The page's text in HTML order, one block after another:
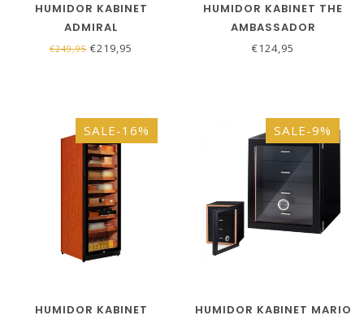
HUMIDOR KABINET
ADMIRAL
€249,95 €219,95
HUMIDOR KABINET THE
AMBASSADOR
€124,95
SALE-16%
HUMIDOR KABINET
SALE-9%
HUMIDOR KABINET MARIO